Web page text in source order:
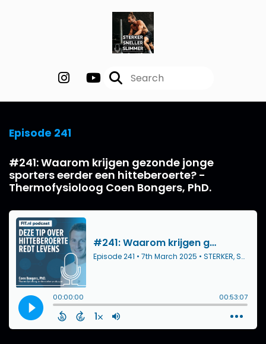
Episode 241
#241: Waarom krijgen gezonde jonge
sporters eerder een hitteberoerte? -
Thermofysioloog Coen Bongers, PhD.